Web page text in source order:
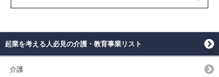
起業を考える人必見の介護・教育事業リスト
介護